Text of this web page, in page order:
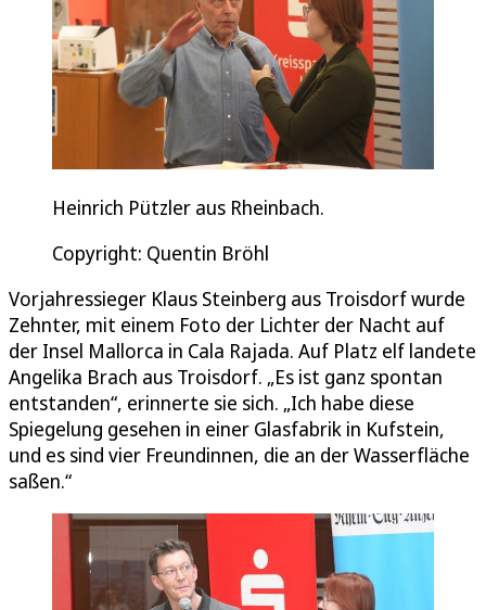
Heinrich Pützler aus Rheinbach.
Copyright: Quentin Bröhl
Vorjahressieger Klaus Steinberg aus Troisdorf wurde
Zehnter, mit einem Foto der Lichter der Nacht auf
der Insel Mallorca in Cala Rajada. Auf Platz elf landete
Angelika Brach aus Troisdorf. „Es ist ganz spontan
entstanden“, erinnerte sie sich. „Ich habe diese
Spiegelung gesehen in einer Glasfabrik in Kufstein,
und es sind vier Freundinnen, die an der Wasserfläche
saßen.“